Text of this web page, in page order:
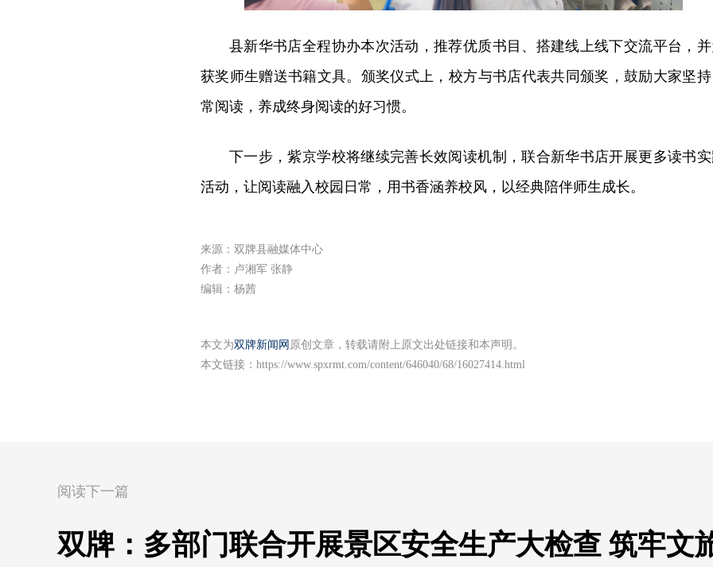
县新华书店全程协办本次活动，推荐优质书目、搭建线上线下交流平台，
获奖师生赠送书籍文具。颁奖仪式上，校方与书店代表共同颁奖，鼓励大家坚
常阅读，养成终身阅读的好习惯。
下一步，紫京学校将继续完善长效阅读机制，联合新华书店开展更多读书
活动，让阅读融入校园日常，用书香涵养校风，以经典陪伴师生成长。
来源：双牌县融媒体中心
作者：卢湘军 张静
编辑：杨茜
本文为双牌新闻网 原创文章，转载请附上原文出处链接和本声明。
本文链接： https://www.spxrmt.com/content/646040/68/16027414.html
阅读下一篇
双牌：多部门联合开展景区安全生产大检查 筑牢文